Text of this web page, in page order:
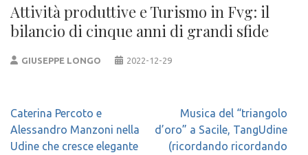
Attività produttive e Turismo in Fvg: il
bilancio di cinque anni di grandi sfide
GIUSEPPE LONGO 2022-12-29
Navigazione
articoli
Caterina Percoto e
Alessandro Manzoni nella
Udine che cresce elegante
Musica del “triangolo
d’oro” a Sacile, TangUdine
(ricordando ricordando